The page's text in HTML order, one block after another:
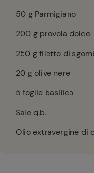
50 g Parmigiano
200 g provola dolce
250 g filetto di
20 g olive nere
5 foglie basilico
Sale q.b.
Olio extravergine di